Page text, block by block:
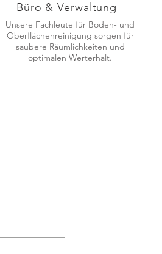
Büro & Verwaltung
Unsere Fachleute für Boden- und
Oberflächenreinigung sorgen für
saubere Räumlichkeiten und
optimalen Werterhalt.